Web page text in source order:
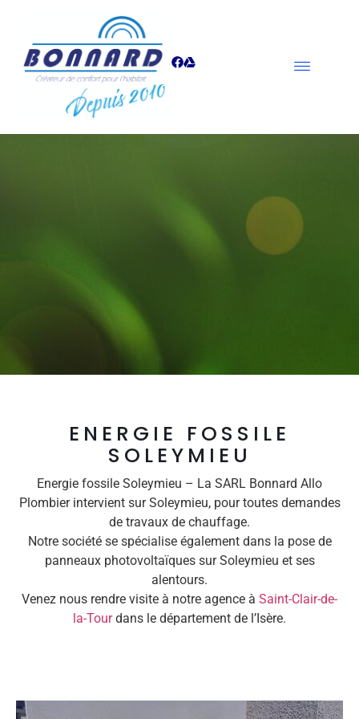
ENERGIE FOSSILE
SOLEYMIEU
Energie fossile Soleymieu – La SARL Bonnard Allo
Plombier intervient sur Soleymieu, pour toutes demandes
de travaux de chauffage.
Notre société se spécialise également dans la pose de
panneaux photovoltaïques sur Soleymieu et ses
alentours.
Venez nous rendre visite à notre agence à Saint-Clair-de-
la-Tourdans le département de l’Isère.